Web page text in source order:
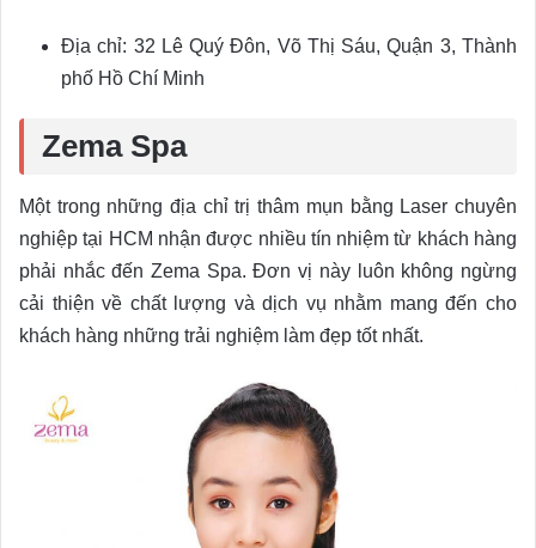
Địa chỉ: 32 Lê Quý Đôn, Võ Thị Sáu, Quận 3, Thành
phố Hồ Chí Minh
Zema Spa
Một trong những địa chỉ trị thâm mụn bằng Laser chuyên
nghiệp tại HCM nhận được nhiều tín nhiệm từ khách hàng
phải nhắc đến Zema Spa. Đơn vị này luôn không ngừng
cải thiện về chất lượng và dịch vụ nhằm mang đến cho
khách hàng những trải nghiệm làm đẹp tốt nhất.